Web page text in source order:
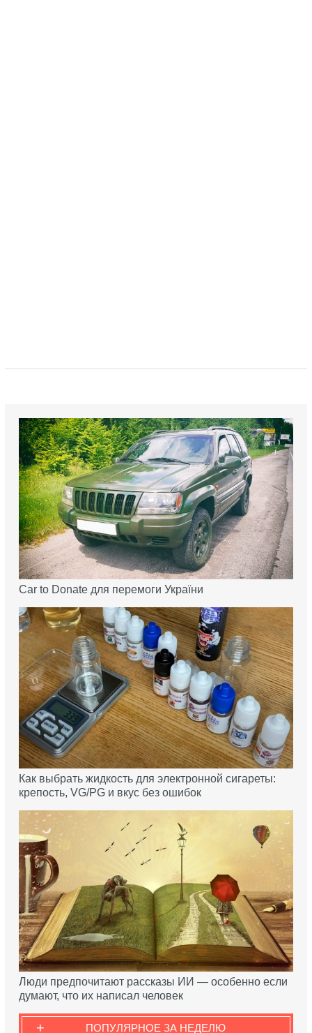
Car to Donate для перемоги України
Как выбрать жидкость для электронной сигареты:
крепость, VG/PG и вкус без ошибок
Люди предпочитают рассказы ИИ — особенно если
думают, что их написал человек
ПОПУЛЯРНОЕ ЗА НЕДЕЛЮ
+